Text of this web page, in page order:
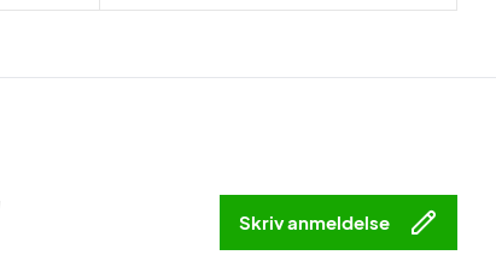
Skriv anmeldelse